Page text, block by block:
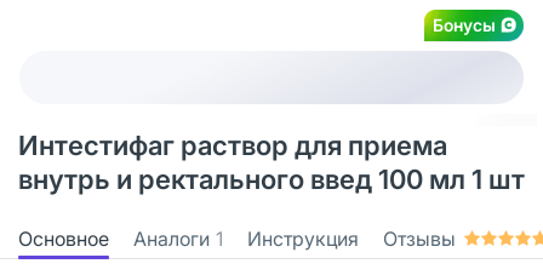
Бонусы
Интестифаг раствор для приема
внутрь и ректального введ 100 мл 1 шт
Основное Аналоги 1 Инструкция Отзывы